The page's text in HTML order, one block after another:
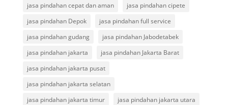
jasa pindahan cepat dan aman
jasa pindahan cipete
jasa pindahan Depok
jasa pindahan full service
jasa pindahan gudang
jasa pindahan Jabodetabek
jasa pindahan jakarta
jasa pindahan Jakarta Barat
jasa pindahan jakarta pusat
jasa pindahan jakarta selatan
jasa pindahan jakarta timur
jasa pindahan jakarta utara